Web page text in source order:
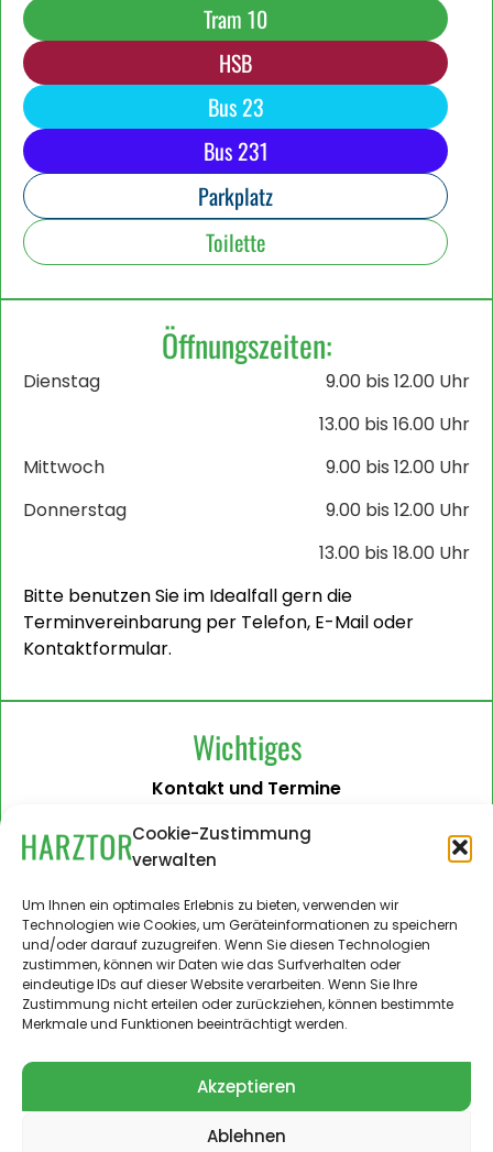
Cookie-Zustimmung
verwalten
Um Ihnen ein optimales Erlebnis zu bieten, verwenden wir
Technologien wie Cookies, um Geräteinformationen zu speichern
und/oder darauf zuzugreifen. Wenn Sie diesen Technologien
zustimmen, können wir Daten wie das Surfverhalten oder
eindeutige IDs auf dieser Website verarbeiten. Wenn Sie Ihre
Zustimmung nicht erteilen oder zurückziehen, können bestimmte
Merkmale und Funktionen beeinträchtigt werden.
Akzeptieren
Ablehnen
Tram 10
HSB
Bus 23
Bus 231
Parkplatz
Toilette
Öffnungszeiten:
Dienstag
9.00 bis 12.00 Uhr
13.00 bis 16.00 Uhr
Mittwoch
9.00 bis 12.00 Uhr
Donnerstag
9.00 bis 12.00 Uhr
13.00 bis 18.00 Uhr
Bitte benutzen Sie im Idealfall gern die
Terminvereinbarung per Telefon, E-Mail oder
Kontaktformular.
Wichtiges
Kontakt und Termine
Barrierefreiheit
Impressum
Datenschutzerklärung
Administration
Harztor.de als Web-App
auf
iPhone und Android